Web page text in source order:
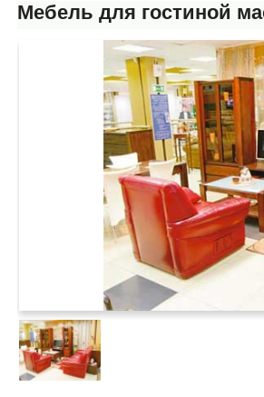
Мебель для гостиной